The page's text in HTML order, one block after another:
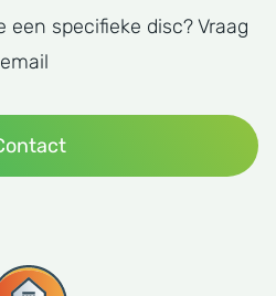
een specifieke disc? Vraag